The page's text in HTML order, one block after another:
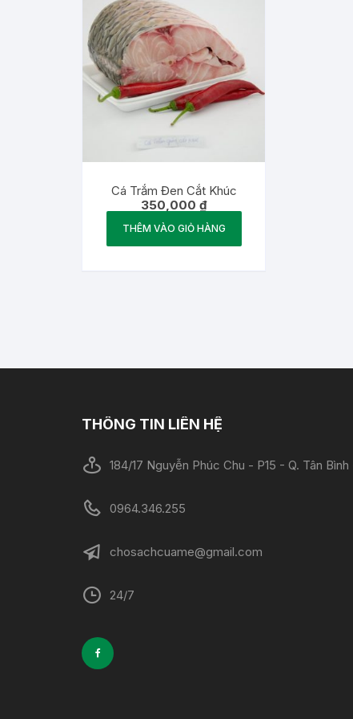
Cá Trắm Đen Cắt Khúc
350,000 ₫
THÊM VÀO GIỎ HÀNG
THÔNG TIN LIÊN HỆ
184/17 Nguyễn Phúc Chu - P15 - Q. Tân
0964.346.255
chosachcuame@gmail.com
24/7